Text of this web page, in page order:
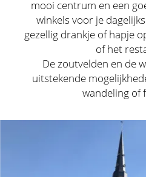
mooi centrum en een
winkels voor je
gezellig drankje of hapje
of het
De zoutvelden en de
uitstekende
wandeling of